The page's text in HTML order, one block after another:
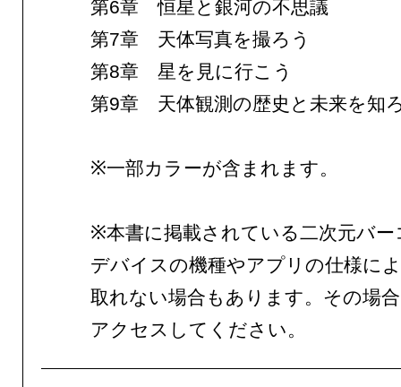
第6章 恒星と銀河の不思議
第7章 天体写真を撮ろう
第8章 星を見に行こう
第9章 天体観測の歴史と未来を知
※一部カラーが含まれます。
※本書に掲載されている二次元バー
デバイスの機種やアプリの仕様に
取れない場合もあります。その場
アクセスしてください。